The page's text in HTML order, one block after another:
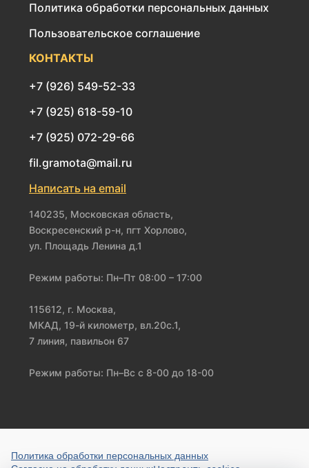
Политика обработки персональных данных
Пользовательское соглашение
КОНТАКТЫ
+7 (926) 549-52-33
+7 (925) 618-59-10
+7 (925) 072-29-66
fil.gramota@mail.ru
Написать на email
140235, Московская область,
Воскресенский р-н, пгт Хорлово,
ул. Площадь Ленина д.1
Режим работы: Пн–Пт 08:00 – 17:00
115612, г. Москва,
МКАД, 19-й километр, вл.20с.1,
7 линия, павильон 67
Режим работы: Пн–Вс с 8-00 до 18-00
Политика обработки персональных данных